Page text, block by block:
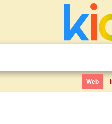
Web